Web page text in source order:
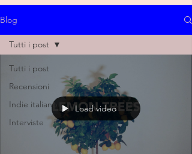
Blog
Tutti i post
Recensioni
Indie italiano
Interviste
Tutti i post
Load video